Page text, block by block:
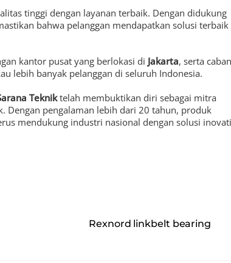
tinggi dengan layanan terbaik. Dengan didukung
bahwa pelanggan mendapatkan solusi terbaik
kantor pusat yang berlokasi di Jakarta, serta
lebih banyak pelanggan di seluruh Indonesia.
Tekniktelah membuktikan diri sebagai mitra
Dengan pengalaman lebih dari 20 tahun, produk
mendukung industri nasional dengan solusi
Rexnord linkbelt bearing